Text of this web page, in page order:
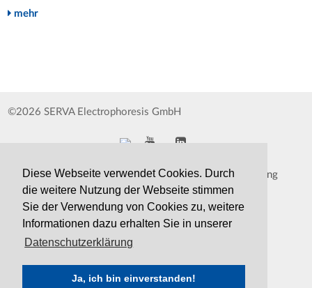
Diese Webseite verwendet Cookies. Durch
die weitere Nutzung der Webseite stimmen
Sie der Verwendung von Cookies zu, weitere
Informationen dazu erhalten Sie in unserer
Datenschutzerklärung
Ja, ich bin einverstanden!
mehr
©2026 SERVA Electrophoresis GmbH
Impressum Datenschutzerklärung
Kontakt Druckversion